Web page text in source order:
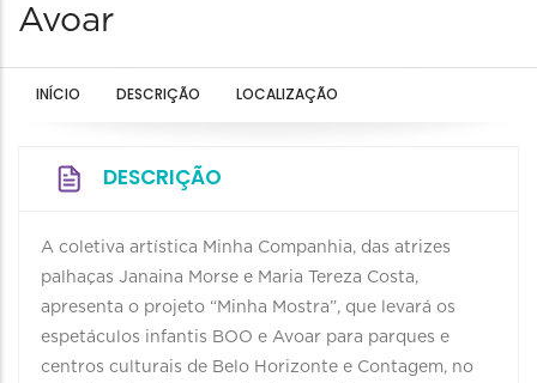
Avoar
INÍCIO DESCRIÇÃO LOCALIZAÇÃO
DESCRIÇÃO
A coletiva artística Minha Companhia, das atrizes
palhaças Janaina Morse e Maria Tereza Costa,
apresenta o projeto “Minha Mostra”, que levará os
espetáculos infantis BOO e Avoar para parques e
centros culturais de Belo Horizonte e Contagem, no